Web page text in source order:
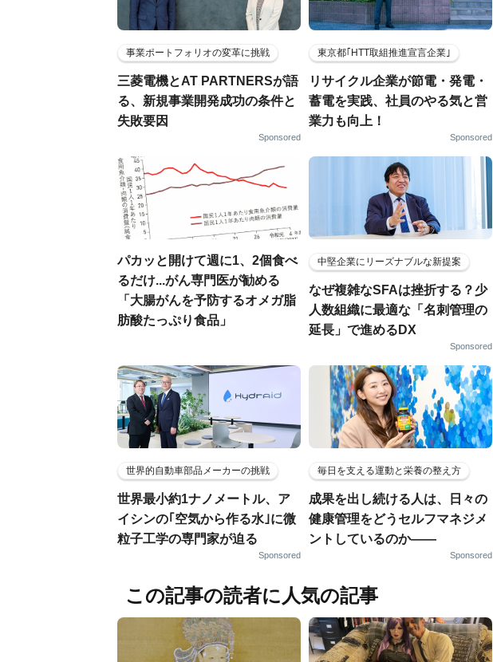
事業ポートフォリオの変革に挑戦
三菱電機とAT PARTNERSが語
る、新規事業開発成功の条件と
失敗要因
Sponsored
東京都｢HTT取組推進宣言企業｣
リサイクル企業が節電・発電・
蓄電を実践、社員のやる気と営
業力も向上！
Sponsored
パカッと開けて週に1、2個食べ
るだけ...がん専門医が勧める
「大腸がんを予防するオメガ脂
肪酸たっぷり食品」
中堅企業にリーズナブルな新提案
なぜ複雑なSFAは挫折する？少
人数組織に最適な「名刺管理の
延長」で進めるDX
Sponsored
世界的自動車部品メーカーの挑戦
世界最小約1ナノメートル、ア
イシンの｢空気から作る水｣に微
粒子工学の専門家が迫る
Sponsored
毎日を支える運動と栄養の整え方
成果を出し続ける人は、日々の
健康管理をどうセルフマネジメ
ントしているのか——
Sponsored
この記事の読者に人気の記事